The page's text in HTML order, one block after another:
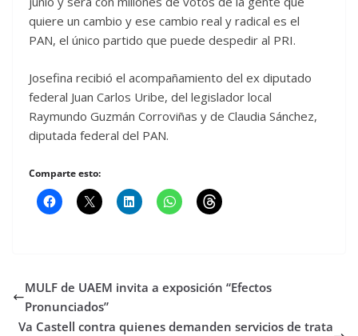
quiere un cambio y ese cambio real y radical es el
PAN, el único partido que puede despedir al PRI.
Josefina recibió el acompañamiento del ex diputado
federal Juan Carlos Uribe, del legislador local
Raymundo Guzmán Corroviñas y de Claudia Sánchez,
diputada federal del PAN.
Comparte esto:
MULF de UAEM invita a exposición “Efectos
Pronunciados”
Va Castell contra quienes demanden servicios de trata